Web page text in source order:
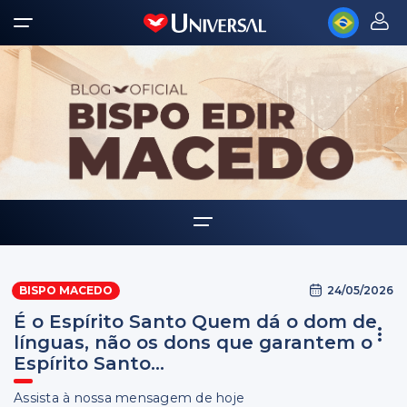
Biografia
Multimídia
Palavra Amiga
BISPO MACEDO 24/05/2026
É o Espírito Santo Quem dá o dom de
línguas, não os dons que garantem o
Espírito Santo...
Assista à nossa mensagem de hoje